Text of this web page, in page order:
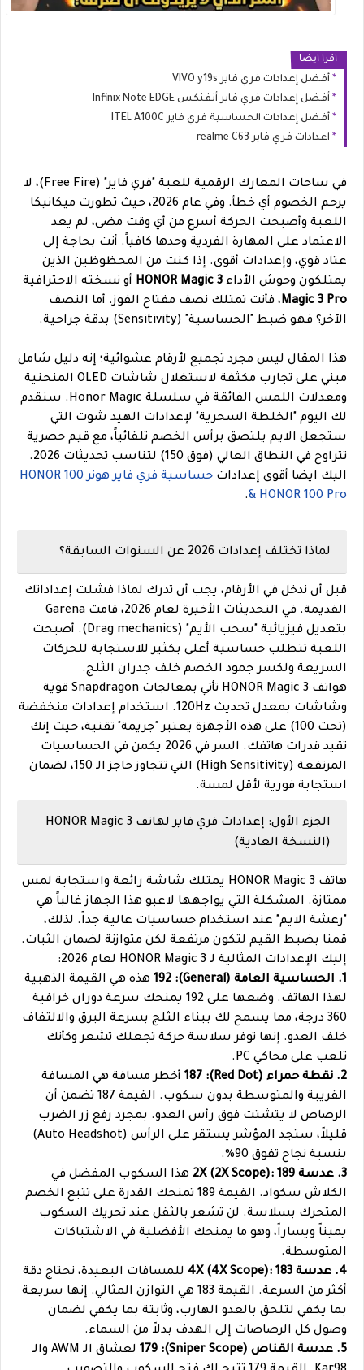
اقرا ايضا
أفضل إعدادات فري فاير VIVO y19s
أفضل إعدادات فري فاير أنفنكس Infinix Note EDGE
أفضل إعدادات الحساسية فري فاير ITEL A100C
اعدادات فري فاير realme C63
في ساحات المعارك الرقمية للعبة "فري فاير" (Free Fire)، لا
يرحم الخصوم أي خطأ. وفي عام 2026، حيث تطورت ميكانيكا
اللعبة وأصبحت الحركة أسرع من أي وقت مضى، لم يعد
الاعتماد على المهارة الفردية وحدها كافياً. أنت بحاجة إلى
عتاد قوي، وإعدادات أقوى. إذا كنت من المحظوظين الذين
يمتلكون وحوش الأداء HONOR Magic 3 أو نسخته الاحترافية
Magic 3 Pro، فأنت تمتلك نصف مفتاح الفوز. أما النصف
الآخر؟ فهو ضبط "الحساسية" (Sensitivity) بدقة جراحية.
هذا المقال ليس مجرد تجميع لأرقام عشوائية؛ إنه دليل شامل
مبني على تجارب مكثفة لاستغلال شاشات OLED المنحنية
ومعدلات اللمس الفائقة في سلسلة Honor Magic. سنقدم
لك اليوم "الخلطة السحرية" لإعدادات الهيد شوت التي
ستجعل الايم يلتصق برأس الخصم تلقائياً، مع قيم حصرية
تتراوح في النطاق العالي (فوق 150) لتناسب تحديثات 2026.
اليك ايضا أقوى إعدادات
حساسية فري فاير هونر HONOR 100
& HONOR 100 Pro
.
لماذا تختلف إعدادات 2026 عن السنوات السابقة؟
قبل أن ندخل في الأرقام، يجب أن تدرك لماذا فشلت إعداداتك
القديمة. في التحديثات الأخيرة لعام 2026، قامت Garena
بتعديل فيزيائية "سحب الأيم" (Drag mechanics). أصبحت
اللعبة تتطلب حساسية أعلى بكثير للاستجابة للحركات
السريعة ولكسر جمود الخصم خلف جدران الثلج.
هواتف HONOR Magic 3 تأتي بمعالجات Snapdragon قوية
وشاشات بمعدل تحديث 120Hz. استخدام إعدادات منخفضة
(تحت 100) على هذه الأجهزة يعتبر "جريمة" تقنية، حيث إنك
تقيد قدرات هاتفك. السر في 2026 يكمن في الحساسيات
المرتفعة (High Sensitivity) التي تتجاوز حاجز الـ 150، لضمان
استجابة فورية لأقل لمسة.
الجزء الأول: إعدادات فري فاير لهاتف HONOR Magic 3
(النسخة العادية)
هاتف HONOR Magic 3 يمتلك شاشة رائعة واستجابة لمس
ممتازة. المشكلة التي يواجهها لاعبو هذا الجهاز غالباً هي
"رعشة الايم" عند استخدام حساسيات عالية جداً. لذلك،
قمنا بضبط القيم لتكون مرتفعة لكن متوازنة لضمان الثبات.
إليك الإعدادات المثالية لـ HONOR Magic 3 لعام 2026:
1. الحساسية العامة (General): 192
هذه هي القيمة الذهبية
لهذا الهاتف. وضعها على 192 يمنحك سرعة دوران خرافية
360 درجة، مما يسمح لك ببناء الثلج بسرعة البرق والالتفاف
خلف العدو. إنها توفر سلاسة حركة تجعلك تشعر وكأنك
تلعب على محاكي PC.
2. نقطة حمراء (Red Dot): 187
أخطر مسافة هي المسافة
القريبة والمتوسطة بدون سكوب. القيمة 187 تضمن أن
الرصاص لا يتشتت فوق رأس العدو. بمجرد رفع زر الضرب
قليلاً، ستجد المؤشر يستقر على الرأس (Auto Headshot)
بنسبة نجاح تفوق 90%.
3. عدسة 2X (2X Scope): 189
هذا السكوب المفضل في
الكلاش سكواد. القيمة 189 تمنحك القدرة على تتبع الخصم
المتحرك بسلاسة. لن تشعر بالثقل عند تحريك السكوب
يميناً ويساراً، وهو ما يمنحك الأفضلية في الاشتباكات
المتوسطة.
4. عدسة 4X (4X Scope): 183
للمسافات البعيدة، نحتاج دقة
أكثر من السرعة. القيمة 183 هي التوازن المثالي. إنها سريعة
بما يكفي لتلحق بالعدو الهارب، وثابتة بما يكفي لضمان
وصول كل الرصاصات إلى الهدف بدلاً من السماء.
5. عدسة القناص (Sniper Scope): 179
لعشاق الـ AWM والـ